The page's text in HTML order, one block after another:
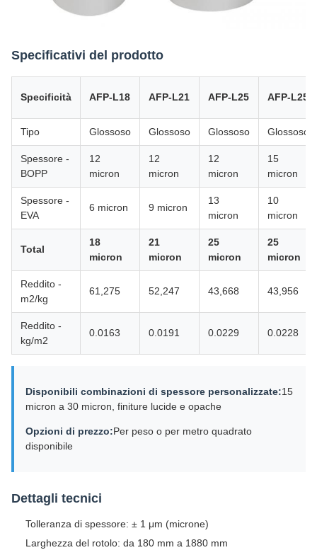
Specificativi del prodotto
Specificità AFP-L18 AFP-L21 AFP-L25 AFP-L25
Tipo Glossoso Glossoso Glossoso Glossoso
Spessore -
BOPP
12
micron
12
micron
12
micron
15
micron
Spessore -
EVA
6 micron 9 micron
13
micron
10
micron
Total
18
micron
21
micron
25
micron
25
micron
Reddito -
m2/kg
61,275 52,247 43,668 43,956
Reddito -
kg/m2
0.0163 0.0191 0.0229 0.0228
Disponibili combinazioni di spessore personalizzate:15
micron a 30 micron, finiture lucide e opache
Opzioni di prezzo:Per peso o per metro quadrato
disponibile
Dettagli tecnici
Tolleranza di spessore: ± 1 μm (microne)
Larghezza del rotolo: da 180 mm a 1880 mm